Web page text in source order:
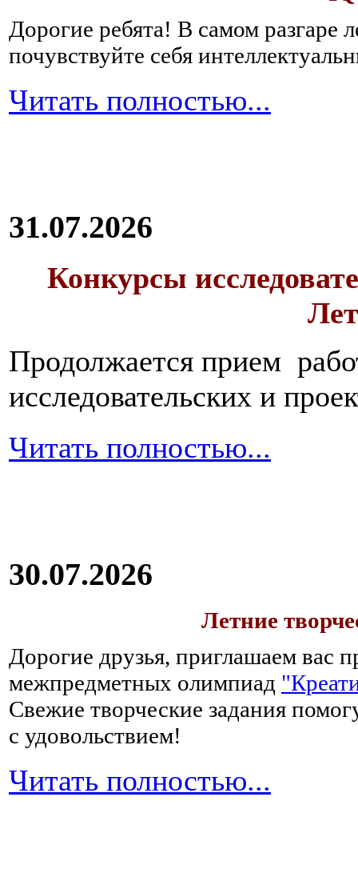
Дорогие ребята! В самом разгаре
почувствуйте себя
Читать полностью...
31.07.2026
Конкурсы
Продолжается прием
исследовательских и
Читать полностью...
30.07.2026
Летние
Дорогие друзья, приглашаем вас
межпредметных олимпиад
Свежие творческие задания
с удовольствием!
Читать полностью...